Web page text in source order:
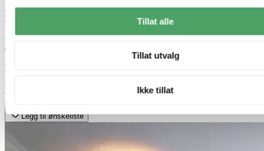
Tillat alle
Tillat utvalg
Ikke tillat
Bestselger50% på utvalgte taklamper
Nova Life
Wolf plafond taklampe 50cm hvit
kr 1 099,-
kr 2 199,-
Legg til ønskeliste